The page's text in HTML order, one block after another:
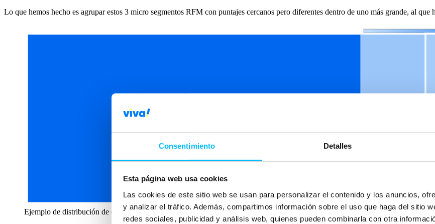
Consentimiento Detalles
Esta página web usa cookies
Las cookies de este sitio web se usan para personalizar el contenido y los anuncios,
y analizar el tráfico. Además, compartimos información sobre el uso que haga del sitio
redes sociales, publicidad y análisis web, quienes pueden combinarla con otra
Lo que hemos hecho es agrupar estos 3 micro segmentos RFM con puntajes cercanos pero diferentes dentro de uno más grande, al que
Ejemplo de distribución de contactos basada en una segmentación RFM